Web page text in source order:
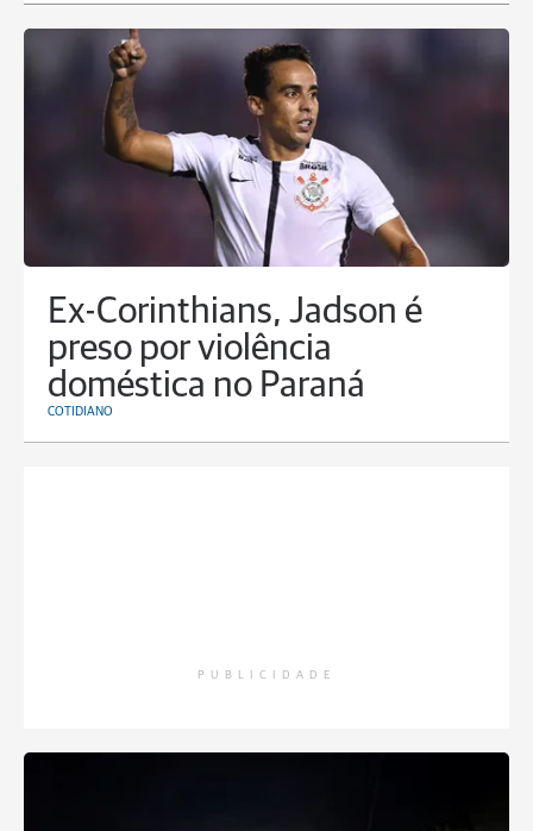
Ex-Corinthians, Jadson é
preso por violência
doméstica no Paraná
COTIDIANO
PUBLICIDADE